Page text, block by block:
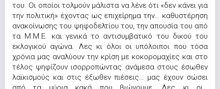
του. Οι οποίοι τολμούν μάλιστα να λένε ότι «δεν κάνει για
την πολιτική» έχοντας ως επιχείρημα την… καθυστέρηση
ανακοίνωσης του ψηφοδελτίου του, την απουσία του από
τα Μ.Μ.Ε. και γενικά το αντισυμβατικό του δικού του
εκλογικού αγώνα. Λες κι όλοι οι υπόλοιποι που τόσα
χρόνια μας αναλύουν την κρίση με κοκορομαχίες και στο
τέλος ψηφίζουν ισορροπώντας ανάμεσα στους έσωθεν
λαϊκισμούς και στις έξωθεν πιέσεις… μας έχουν σώσει